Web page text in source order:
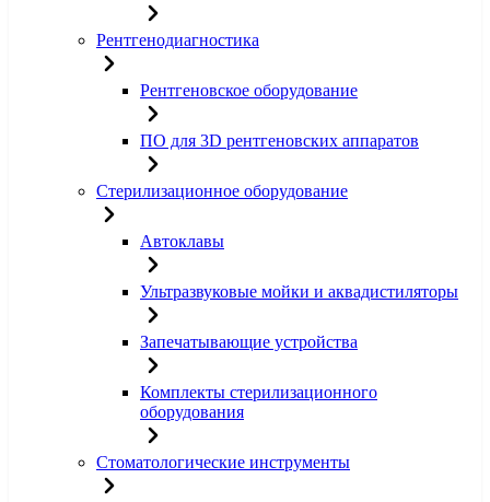
Рентгенодиагностика
Рентгеновское оборудование
ПО для 3D рентгеновских аппаратов
Стерилизационное оборудование
Автоклавы
Ультразвуковые мойки и аквадистиляторы
Запечатывающие устройства
Комплекты стерилизационного
оборудования
Стоматологические инструменты